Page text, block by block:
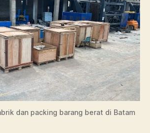
dan packing barang berat di Batam